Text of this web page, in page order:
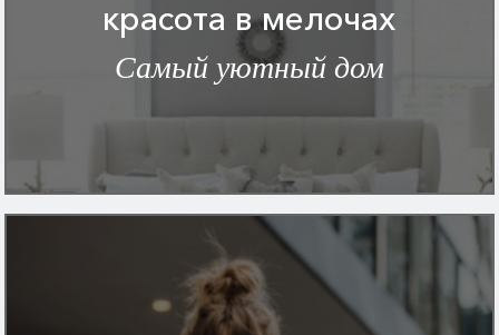
красота в мелочах
Самый уютный дом